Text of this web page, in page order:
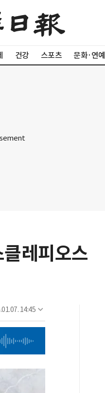
건강 스포츠 문화·연예
레피오스
14:45